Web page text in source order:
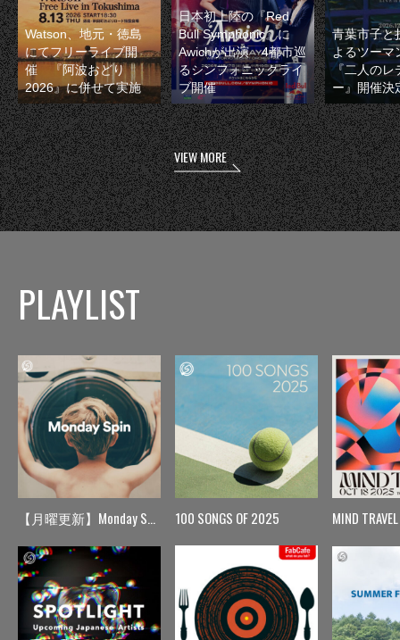
Watson、地元・徳島
にてフリーライブ開
催 『阿波おどり
2026』に併せて実施
日本初上陸の『Red
Bull Symphonic』に
Awichが出演 4都市巡
るシンフォニックライ
ブ開催
青葉市子と
よるツーマ
『二人のレ
ー』開催決
VIEW MORE
PLAYLIST
【月曜更新】Monday Spin 100 SONGS OF 2025 MIND TRAVEL